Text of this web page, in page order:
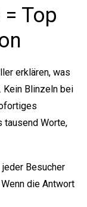
Top
erklären, was
Kein Blinzeln bei
tausend Worte,
Besucher
die Antwort